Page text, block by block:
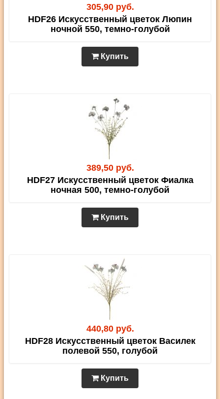
305,90 руб.
HDF26 Искусственный цветок Люпин
ночной 550, темно-голубой
Купить
389,50 руб.
HDF27 Искусственный цветок Фиалка
ночная 500, темно-голубой
Купить
440,80 руб.
HDF28 Искусственный цветок Василек
полевой 550, голубой
Купить